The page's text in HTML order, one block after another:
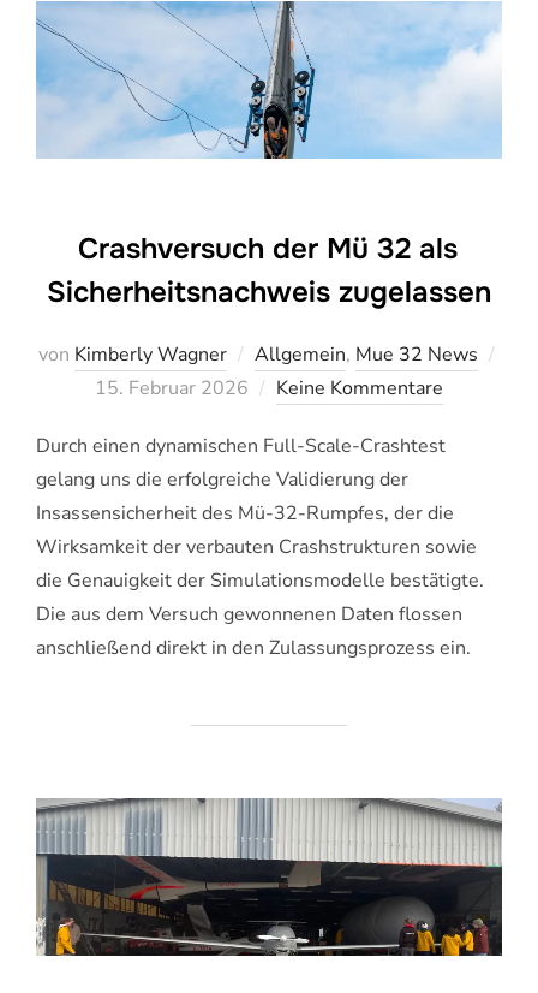
Crashversuch der Mü 32 als
Sicherheitsnachweis zugelassen
von Kimberly Wagner Allgemein, Mue 32 News
Veröffentlicht
15. Februar 2026 Keine Kommentare
Durch einen dynamischen Full-Scale-Crashtest
gelang uns die erfolgreiche Validierung der
Insassensicherheit des Mü-32-Rumpfes, der die
Wirksamkeit der verbauten Crashstrukturen sowie
die Genauigkeit der Simulationsmodelle bestätigte.
Die aus dem Versuch gewonnenen Daten flossen
anschließend direkt in den Zulassungsprozess ein.